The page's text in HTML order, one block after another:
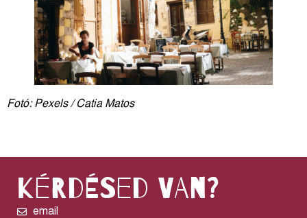
Fotó: Pexels / Catia Matos
kérdésed van?
email